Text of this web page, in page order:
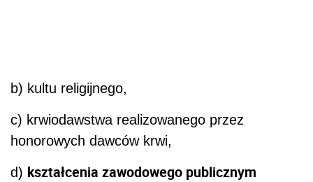
b) kultu religijnego,
c) krwiodawstwa realizowanego przez
honorowych dawców krwi,
d) kształcenia zawodowego publicznym